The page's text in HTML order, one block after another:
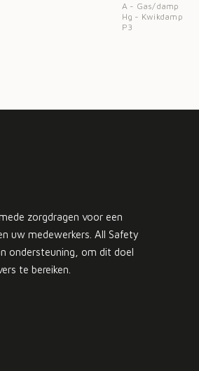
A - Gas/damp
Hg - Kwikdamp
P3
zorgdragen voor een
uw medewerkers. All Safety
ondersteuning, om dit doel
te bereiken.